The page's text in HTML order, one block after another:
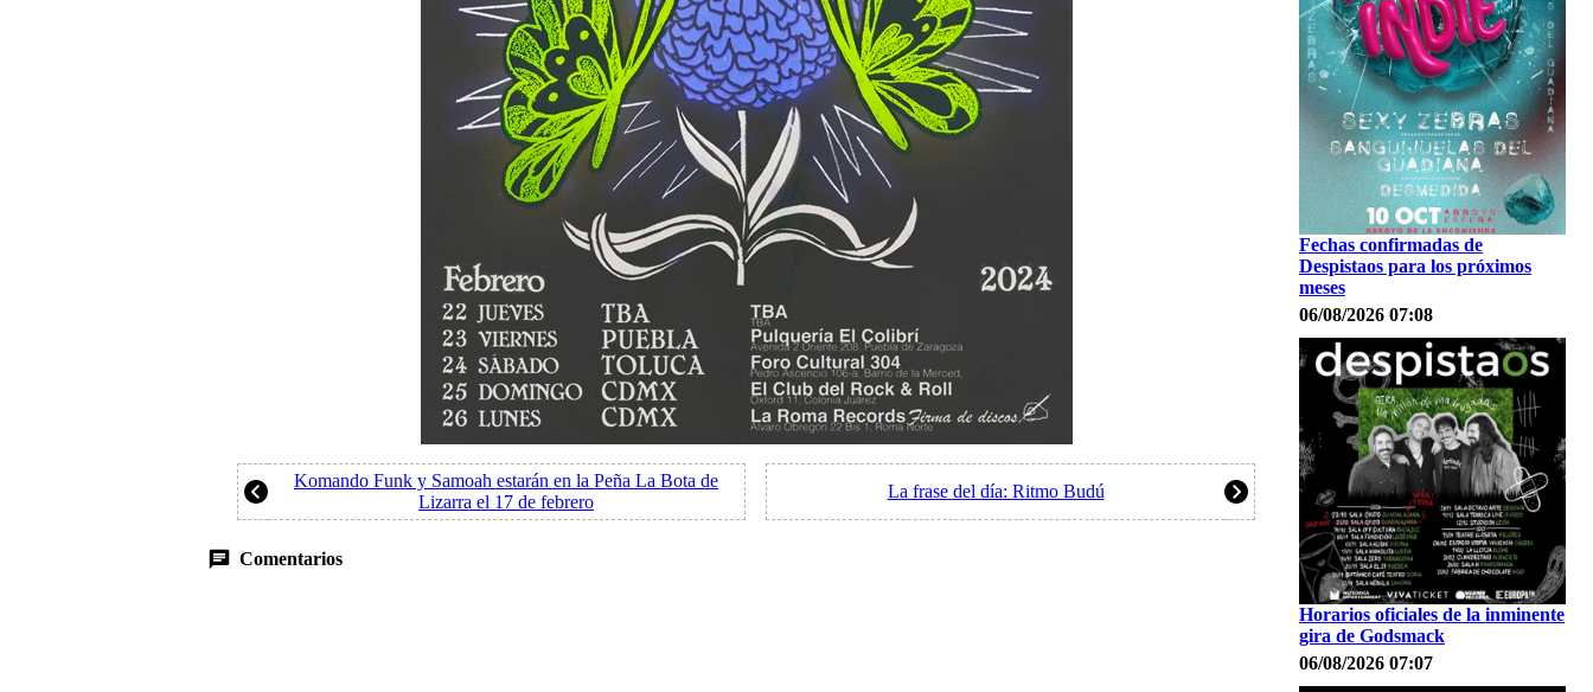
Komando Funk y Samoah estarán en la Peña La Bota de
Lizarra el 17 de febrero
La frase del día: Ritmo Budú
Comentarios
Fechas confirmadas de
Despistaos para los próximos
meses
06/08/2026 07:08
Horarios oficiales de la inminente
gira de Godsmack
06/08/2026 07:07